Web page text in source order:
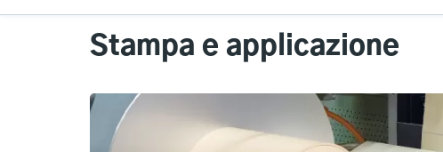
Stampa e applicazione